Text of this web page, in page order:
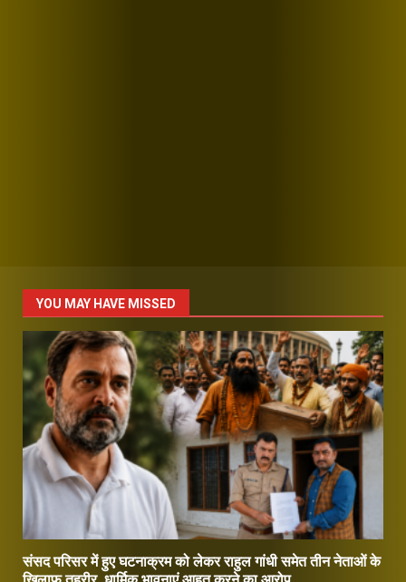
YOU MAY HAVE MISSED
संसद परिसर में हुए घटनाक्रम को लेकर राहुल गांधी समेत तीन नेताओं के